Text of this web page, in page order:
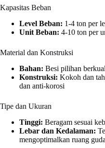
Kapasitas Beban
Level Beban: 1-4 ton per
Unit Beban: 4-10 ton per
Material dan Konstruksi
Bahan: Besi pilihan
Konstruksi: Kokoh dan
dan anti-korosi
Tipe dan Ukuran
Tinggi: Beragam sesuai
Lebar dan Kedalaman:
mengoptimalkan ruang